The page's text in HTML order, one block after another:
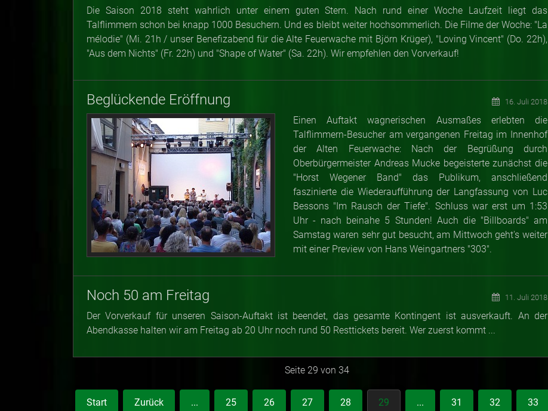
Die Saison 2018 steht wahrlich unter einem guten Stern. Nach rund einer Woche Laufzeit liegt das
Talflimmern schon bei knapp 1000 Besuchern. Und es bleibt weiter hochsommerlich. Die Filme der Woche: "La
mélodie" (Mi. 21h / unser Benefizabend für die Alte Feuerwache mit Björn Krüger), "Loving Vincent" (Do. 22h),
"Aus dem Nichts" (Fr. 22h) und "Shape of Water" (Sa. 22h). Wir empfehlen den Vorverkauf!
Beglückende Eröffnung 16. Juli 2018
Einen Auftakt wagnerischen Ausmaßes erlebten die
Talflimmern-Besucher am vergangenen Freitag im Innenhof
der Alten Feuerwache: Nach der Begrüßung durch
Oberbürgermeister Andreas Mucke begeisterte zunächst die
"Horst Wegener Band" das Publikum, anschließend
faszinierte die Wiederaufführung der Langfassung von Luc
Bessons "Im Rausch der Tiefe". Schluss war erst um 1:53
Uhr - nach beinahe 5 Stunden! Auch die "Billboards" am
Samstag waren sehr gut besucht, am Mittwoch geht's weiter
mit einer Preview von Hans Weingartners "303".
Noch 50 am Freitag 11. Juli 2018
Der Vorverkauf für unseren Saison-Auftakt ist beendet, das gesamte Kontingent ist ausverkauft. An der
Abendkasse halten wir am Freitag ab 20 Uhr noch rund 50 Resttickets bereit. Wer zuerst kommt ...
Seite 29 von 34
Start Zurück ... 25 26 27 28 29 ... 31 32 33